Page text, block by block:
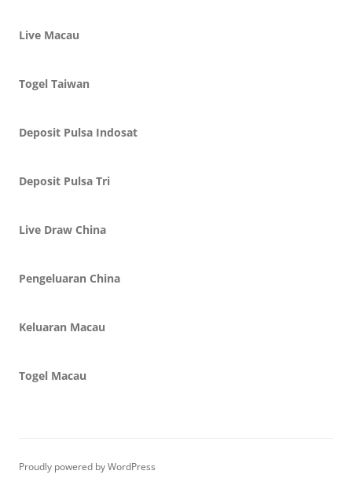
Live Macau
Togel Taiwan
Deposit Pulsa Indosat
Deposit Pulsa Tri
Live Draw China
Pengeluaran China
Keluaran Macau
Togel Macau
Proudly powered by WordPress